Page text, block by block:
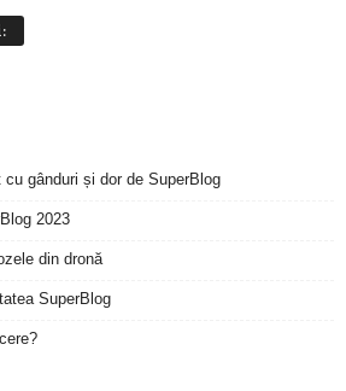
gânduri și dor de SuperBlog
2023
din dronă
SuperBlog